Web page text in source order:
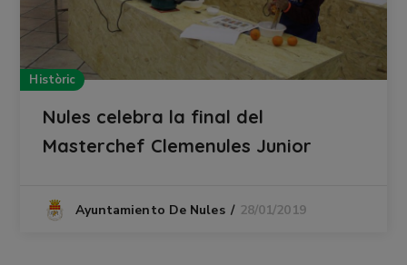
Històric
Nules celebra la final del
Masterchef Clemenules Junior
Ayuntamiento De Nules 28/01/2019